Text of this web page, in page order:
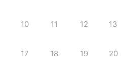
10 11 12 13
17 18 19 20